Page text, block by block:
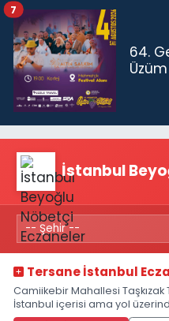
64.
7
İstanbul
Tersane İstanbul
Camiikebir Mahallesi
İstanbul içerisi ama yol